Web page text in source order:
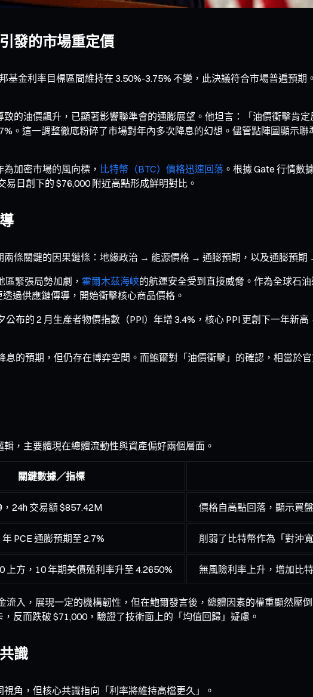
發的市場重定價
基金利率目標區間維持在 3.50%-3.75% 不變，此決議符合市場普遍預
的油價飆升，已顯著影響聯準會的通膨展望。他坦言：「油價衝擊肯
。這一調整徹底粉碎了市場對年內多次降息的幻想。儘管點陣圖顯
加密市場的風向標， 比特幣（BTC）價格迅速回落 。根據 Gate 行情數
日創下的 $76,000 附近高點形成鮮明對比。
兩條關鍵的因果鏈條：地緣政治 → 能源價格 → 通膨預期，以及通膨預
區緊張局勢加劇， 霍爾木茲海峽的航運安全受到直接威脅。作為全球石
過供應鏈傳導，開始衝擊核心商品價格。
布的 2 月生產者物價指數（PPI）年增 3.4%，核心 PPI 更創下一年新
息的預期，但仍存在博弈空間。而鮑爾對「油價衝擊」的確認，相當於
，主要體現在總體流動性與資產偏好兩個層面。
關鍵數據／指標
，24h 交易額 $857.42M 價格自高點回落，顯示買
PCE 通膨預期至 2.7% 削弱了比特幣作為「對沖
上方，10 年期美債殖利率升至 4.2650% 無風險利率上升，增加比
流入，展現一定的機構韌性，但在鮑爾發言後，總體因素的權重顯然
反而跌破 $71,000，驗證了技術面上的「均值回歸」疑慮。
識
角，但核心共識指向「利率將維持高檔更久」。